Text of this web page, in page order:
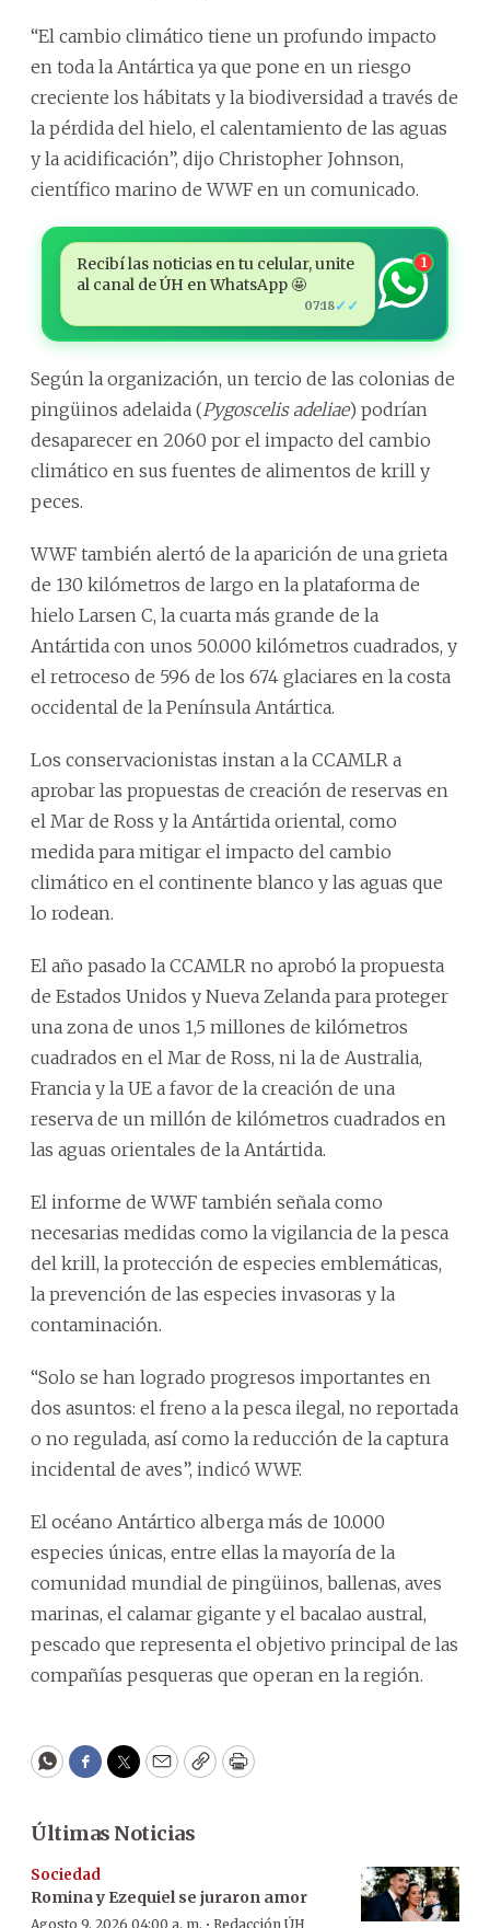
“El cambio climático tiene un profundo impacto
en toda la Antártica ya que pone en un riesgo
creciente los hábitats y la biodiversidad a través de
la pérdida del hielo, el calentamiento de las aguas
y la acidificación”, dijo Christopher Johnson,
científico marino de WWF en un comunicado.
Recibí las noticias en tu celular, unite
al canal de ÚH en WhatsApp 🤩
07:18✓✓
1
Según la organización, un tercio de las colonias de
pingüinos adelaida (Pygoscelis adeliae) podrían
desaparecer en 2060 por el impacto del cambio
climático en sus fuentes de alimentos de krill y
peces.
WWF también alertó de la aparición de una grieta
de 130 kilómetros de largo en la plataforma de
hielo Larsen C, la cuarta más grande de la
Antártida con unos 50.000 kilómetros cuadrados, y
el retroceso de 596 de los 674 glaciares en la costa
occidental de la Península Antártica.
Los conservacionistas instan a la CCAMLR a
aprobar las propuestas de creación de reservas en
el Mar de Ross y la Antártida oriental, como
medida para mitigar el impacto del cambio
climático en el continente blanco y las aguas que
lo rodean.
El año pasado la CCAMLR no aprobó la propuesta
de Estados Unidos y Nueva Zelanda para proteger
una zona de unos 1,5 millones de kilómetros
cuadrados en el Mar de Ross, ni la de Australia,
Francia y la UE a favor de la creación de una
reserva de un millón de kilómetros cuadrados en
las aguas orientales de la Antártida.
El informe de WWF también señala como
necesarias medidas como la vigilancia de la pesca
del krill, la protección de especies emblemáticas,
la prevención de las especies invasoras y la
contaminación.
“Solo se han logrado progresos importantes en
dos asuntos: el freno a la pesca ilegal, no reportada
o no regulada, así como la reducción de la captura
incidental de aves”, indicó WWF.
El océano Antártico alberga más de 10.000
especies únicas, entre ellas la mayoría de la
comunidad mundial de pingüinos, ballenas, aves
marinas, el calamar gigante y el bacalao austral,
pescado que representa el objetivo principal de las
compañías pesqueras que operan en la región.
WhatsApp
Facebook
Twitter
EmailCopyPrint
Últimas Noticias
Sociedad
Romina y Ezequiel se juraron amor
Agosto 9, 2026 04:00 a. m. Redacción ÚH